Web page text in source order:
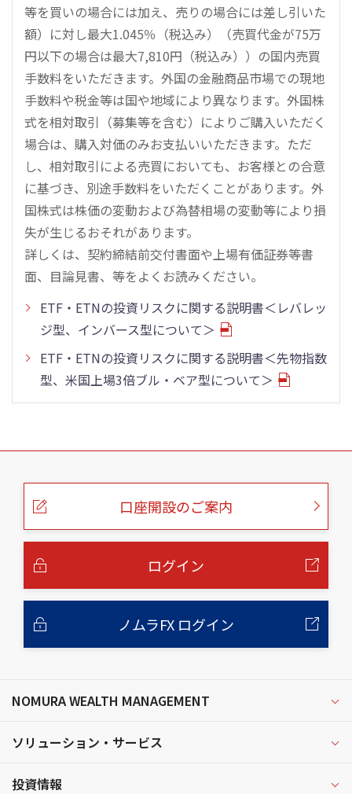
等を買いの場合には加え、売りの場合には差し引いた
額）に対し最大1.045％（税込み）（売買代金が75万
円以下の場合は最大7,810円（税込み））の国内売買
手数料をいただきます。外国の金融商品市場での現地
手数料や税金等は国や地域により異なります。外国株
式を相対取引（募集等を含む）によりご購入いただく
場合は、購入対価のみお支払いいただきます。ただ
し、相対取引による売買においても、お客様との合意
に基づき、別途手数料をいただくことがあります。外
国株式は株価の変動および為替相場の変動等により損
失が生じるおそれがあります。
詳しくは、契約締結前交付書面や上場有価証券等書
面、目論見書、等をよくお読みください。
ETF・ETNの投資リスクに関する説明書＜レバレッ
ジ型、インバース型について＞
ETF・ETNの投資リスクに関する説明書＜先物指数
型、米国上場3倍ブル・ベア型について＞
こ
口座開設のご案内
ログイン
ノムラFX ログイン
NOMURA WEALTH MANAGEMENT
ソリューション・サービス
投資情報